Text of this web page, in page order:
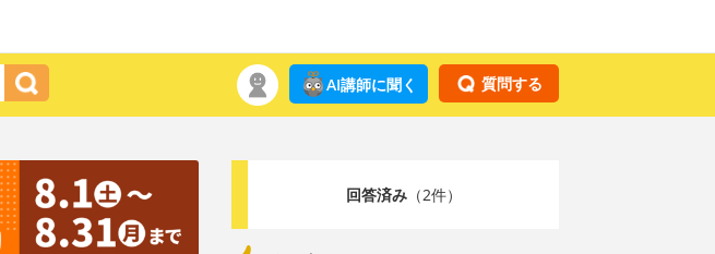
質問する
AI講師に聞く
回答済み（2件）